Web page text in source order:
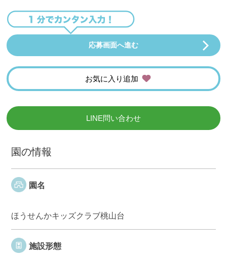
応募画面へ進む
お気に入り追加
LINE問い合わせ
園の情報
園名
ほうせんかキッズクラブ桃山台
施設形態